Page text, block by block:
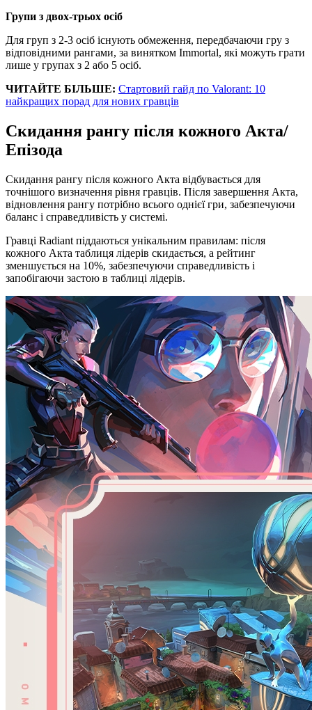
Групи з двох-трьох осіб
Для груп з 2-3 осіб існують обмеження, передбачаючи гру з
відповідними рангами, за винятком Immortal, які можуть грати
лише у групах з 2 або 5 осіб.
ЧИТАЙТЕ БІЛЬШЕ: Стартовий гайд по Valorant: 10
найкращих порад для нових гравців
Скидання рангу після кожного Акта/
Епізода
Скидання рангу після кожного Акта відбувається для
точнішого визначення рівня гравців. Після завершення Акта,
відновлення рангу потрібно всього однієї гри, забезпечуючи
баланс і справедливість у системі.
Гравці Radiant піддаються унікальним правилам: після
кожного Акта таблиця лідерів скидається, а рейтинг
зменшується на 10%, забезпечуючи справедливість і
запобігаючи застою в таблиці лідерів.